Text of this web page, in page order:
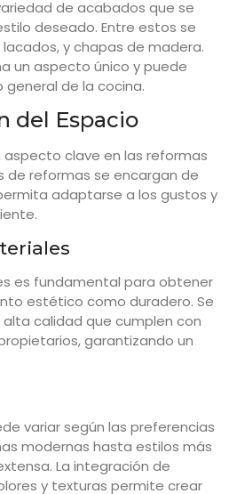
de acabados que se
deseado. Entre estos se
y chapas de madera.
un aspecto único y puede
de la cocina.
del Espacio
aspecto clave en las reformas
de reformas se encargan de
adaptarse a los gustos y
es fundamental para obtener
estético como duradero. Se
calidad que cumplen con
garantizando un
variar según las preferencias
modernas hasta estilos más
La integración de
y texturas permite crear